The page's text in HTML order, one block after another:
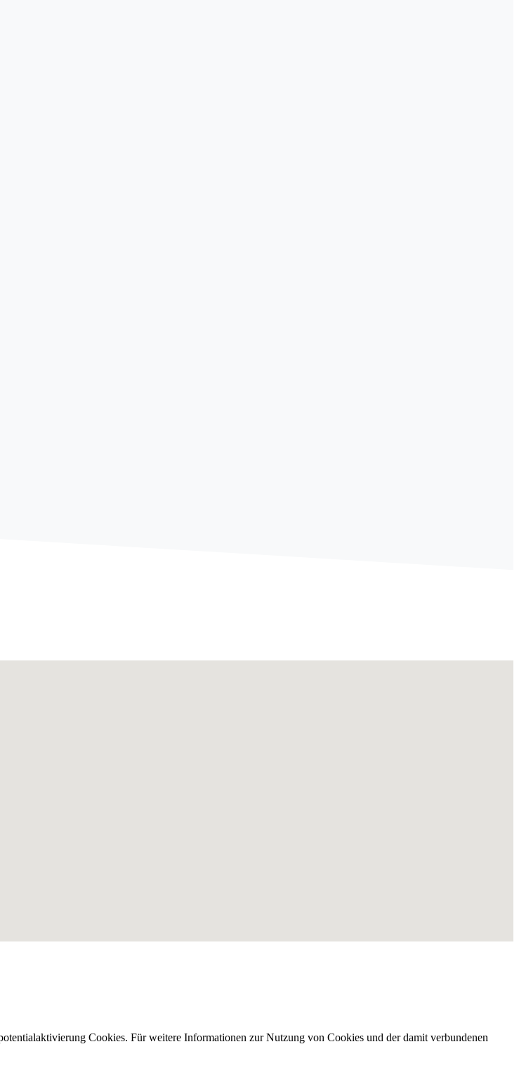
Cookies. Für weitere Informationen zur Nutzung von Cookies und der damit verbundenen